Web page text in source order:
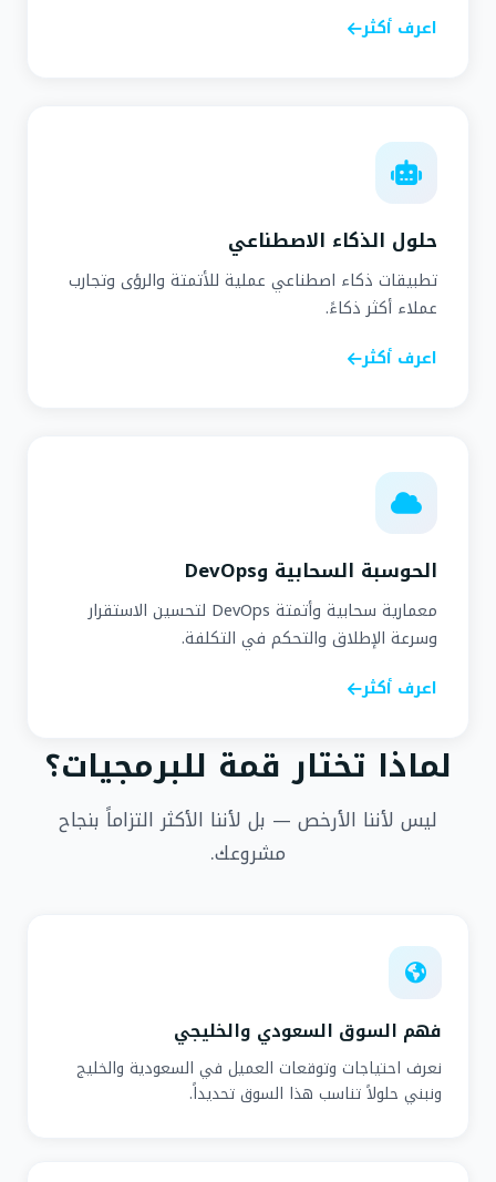
اعرف أكثر
حلول الذكاء الاصطناعي
تطبيقات ذكاء اصطناعي عملية للأتمتة والرؤى وتجارب
عملاء أكثر ذكاءً.
اعرف أكثر
الحوسبة السحابية وDevOps
معمارية سحابية وأتمتة DevOps لتحسين الاستقرار
وسرعة الإطلاق والتحكم في التكلفة.
اعرف أكثر
لماذا تختار قمة للبرمجيات؟
ليس لأننا الأرخص — بل لأننا الأكثر التزاماً بنجاح
مشروعك.
فهم السوق السعودي والخليجي
نعرف احتياجات وتوقعات العميل في السعودية والخليج
ونبني حلولاً تناسب هذا السوق تحديداً.